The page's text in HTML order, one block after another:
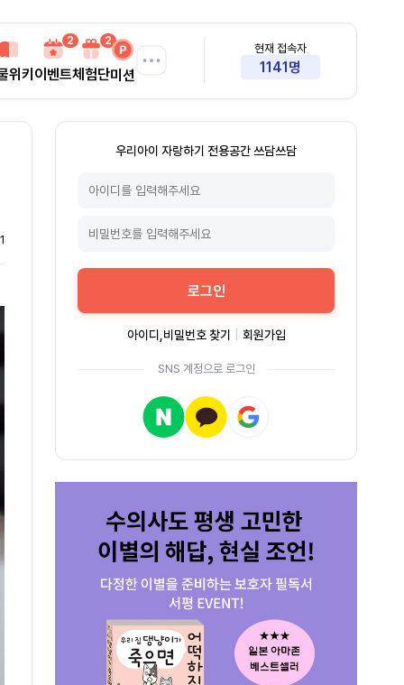
위키 이벤트
2
체험단
2
미션
현재 접속자
1141명
1
우리아이 자랑하기 전용공간 쓰담쓰담
로그인
아이디,비밀번호 찾기 회원가입
SNS 계정으로 로그인